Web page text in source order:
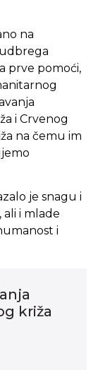
na
prve pomoći,
i Crvenog
na čemu im
je snagu i
i mlade
i
križa